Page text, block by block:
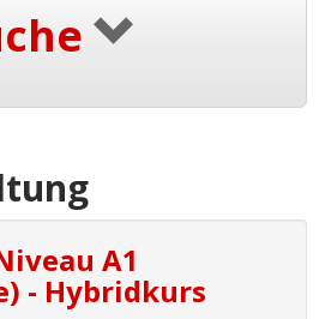
A1
- Hybridkurs